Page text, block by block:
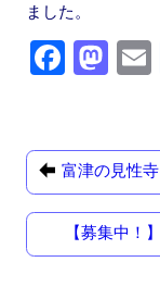
ました。
F
e
b
o
o
M
o
d
o
n
富津の見性寺
【募集中！